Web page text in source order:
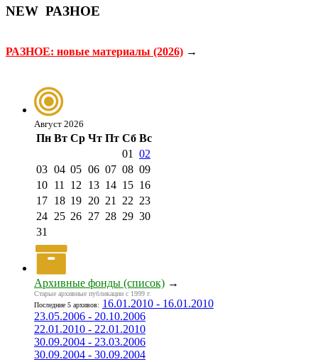
NEW РАЗНОЕ
РАЗНОЕ: новые материалы (2026) →
Август 2026
Пн Вт Ср Чт Пт Сб Вс
01
02
03 04 05 06 07 08 09
10 11 12 13 14 15 16
17 18 19 20 21 22 23
24 25 26 27 28 29 30
31
Архивные фонды (список) →
Старые архивные публикации с 1999 г.
Последние 5 архивов: 16.01.2010 - 16.01.2010
23.05.2006 - 20.10.2006
22.01.2010 - 22.01.2010
30.09.2004 - 23.03.2006
30.09.2004 - 30.09.2004